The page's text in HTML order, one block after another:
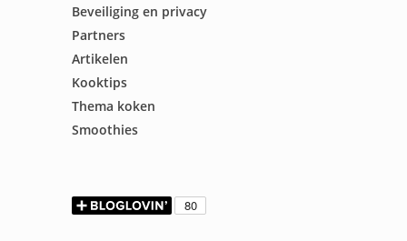
Beveiliging en privacy
Partners
Artikelen
Kooktips
Thema koken
Smoothies